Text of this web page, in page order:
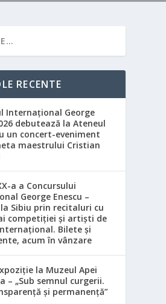
RECENTE
Internațional George
debutează la Ateneul
un concert-eveniment
maestrului Cristian
a a Concursului
George Enescu –
Sibiu prin recitaluri cu
competiției și artiști de
Bilete și
acum în vânzare
la Muzeul Apei
– „Sub semnul curgerii.
și permanență”